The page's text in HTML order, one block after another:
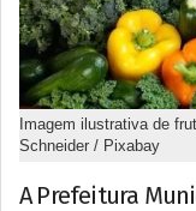
Imagem ilustrativa de
Schneider / Pixabay
A Prefeitura